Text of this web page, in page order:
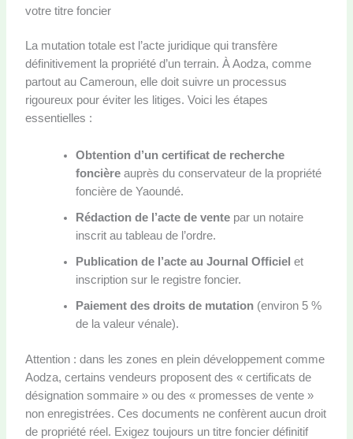
votre titre foncier
La mutation totale est l’acte juridique qui transfère
définitivement la propriété d’un terrain. À Aodza, comme
partout au Cameroun, elle doit suivre un processus
rigoureux pour éviter les litiges. Voici les étapes
essentielles :
Obtention d’un certificat de recherche
foncièreauprès du conservateur de la propriété
foncière de Yaoundé.
Rédaction de l’acte de ventepar un notaire
inscrit au tableau de l’ordre.
Publication de l’acte au Journal Officiel et
inscription sur le registre foncier.
Paiement des droits de mutation(environ 5 %
de la valeur vénale).
Attention : dans les zones en plein développement comme
Aodza, certains vendeurs proposent des « certificats de
désignation sommaire » ou des « promesses de vente »
non enregistrées. Ces documents ne confèrent aucun droit
de propriété réel. Exigez toujours un titre foncier définitif